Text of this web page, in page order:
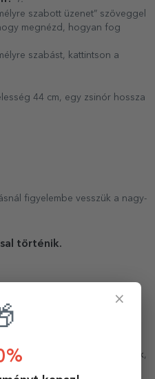
szabott üzenet” szöveggel
megnézd, hogyan fog
szabást, kattintson a
44 cm, egy zsinór hossza
figyelembe vesszük a nagy-
történik.
Tizenévesek
×